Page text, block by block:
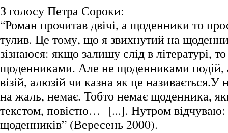
З голосу Петра Сороки:
“Роман прочитав двічі, а щоденники то
тулив. Це тому, що я звихнутий на
зізнаюся: якщо залишу слід в літературі,
щоденниками. Але не щоденниками подій,
візій, алюзій чи казна як це називається.У
на жаль, немає. Тобто немає щоденника,
текстом, повістю… [...]. Нутром відчуваю:
щоденників” (Вересень 2000).